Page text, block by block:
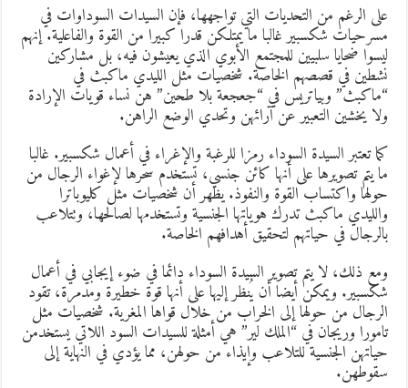
الرغم من التحديات التي تواجهها، فإن السيدات السوداوات في
شكسبير غالبا ما يمتلكن قدرا كبيرا من القوة والفاعلية. إنهم
ضحايا سلبيين للمجتمع الأبوي الذي يعيشون فيه، بل مشاركين
في قصصهم الخاصة. شخصيات مثل الليدي ماكبث في
وبياتريس في “جعجعة بلا طحين” هن نساء قويات الإرادة
يخشين التعبير عن آرائهن وتحدي الوضع الراهن.
تعتبر السيدة السوداء رمزا للرغبة والإغراء في أعمال شكسبير. غالبا
يتم تصويرها على أنها كائن جنسي، تستخدم سحرها لإغواء الرجال من
واكتساب القوة والنفوذ. يظهر أن شخصيات مثل كليوباترا
ماكبث تدرك هوياتها الجنسية وتستخدمها لصالحها، وتتلاعب
في حياتهم لتحقيق أهدافهم الخاصة.
ذلك، لا يتم تصوير السيدة السوداء دائما في ضوء إيجابي في أعمال
ويمكن أيضا أن يُنظر إليها على أنها قوة خطيرة ومدمرة، تقود
من حولها إلى الخراب من خلال قواها المغرية. شخصيات مثل
وريجان في “الملك لير” هي أمثلة للسيدات السود اللاتي يستخدمن
الجنسية للتلاعب وإيذاء من حولهن، مما يؤدي في النهاية إلى